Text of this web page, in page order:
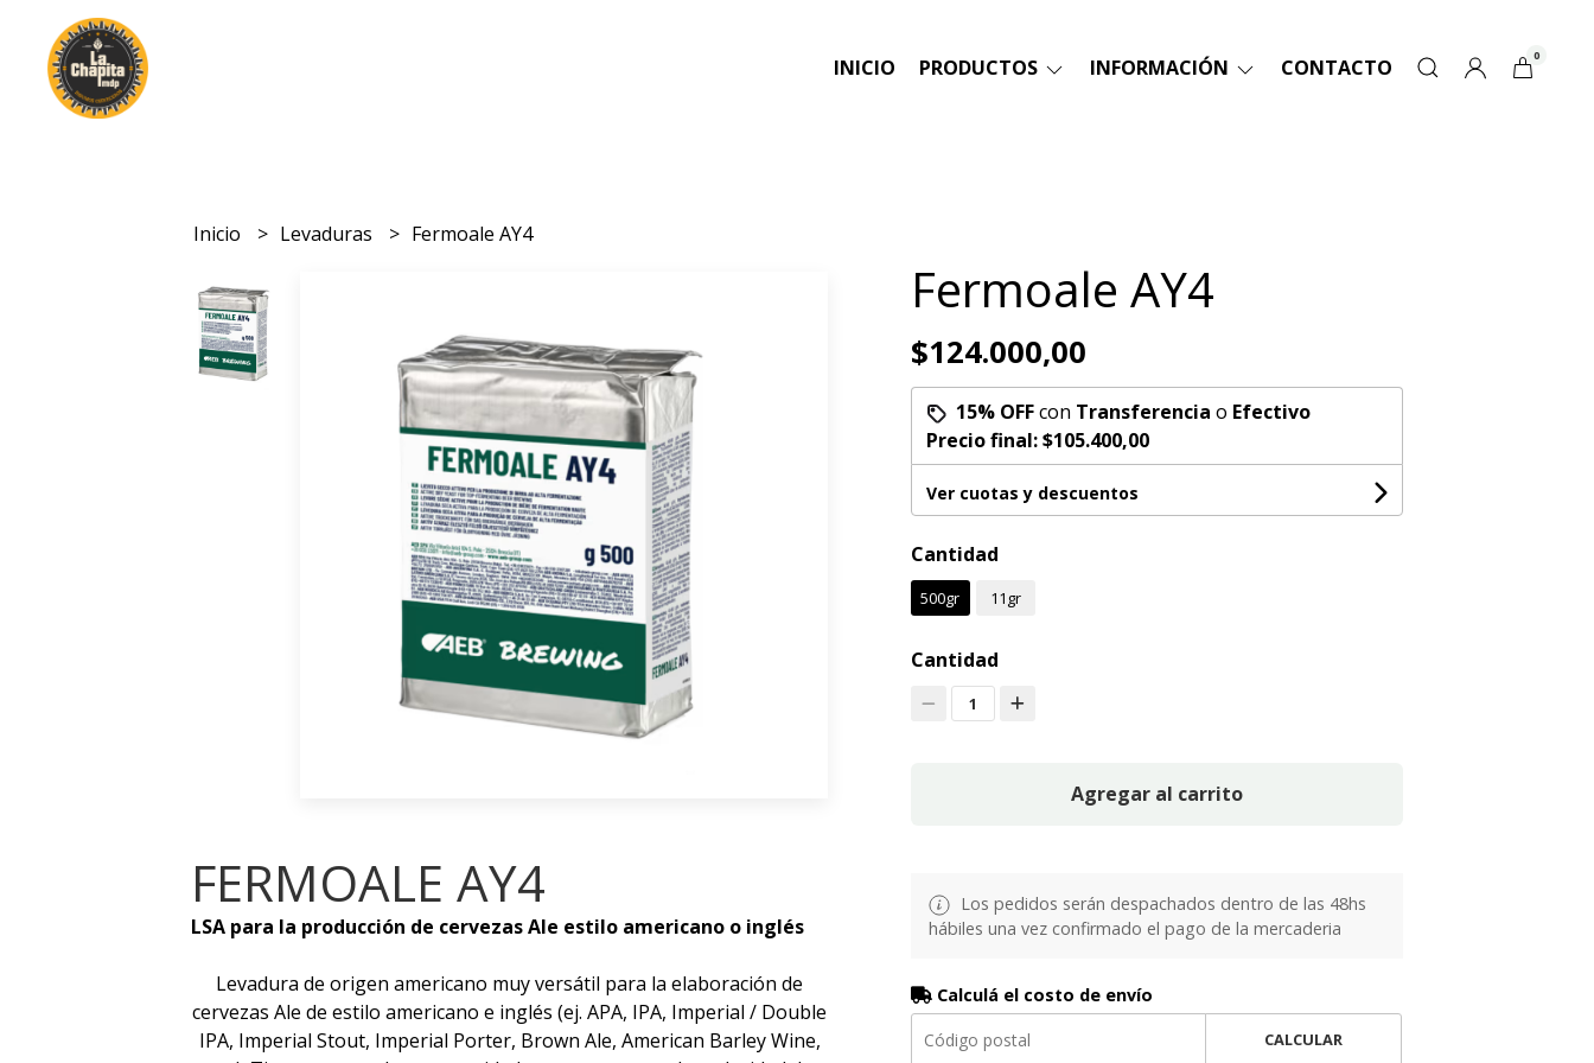
INICIO PRODUCTOS INFORMACIÓN CONTACTO 0
Inicio Levaduras Fermoale AY4
FERMOALE AY4
LSA para la producción de cervezas Ale estilo americano o inglés
Levadura de origen americano muy versátil para la elaboración de
cervezas Ale de estilo americano e inglés (ej. APA, IPA, Imperial / Double
IPA, Imperial Stout, Imperial Porter, Brown Ale, American Barley Wine,
Fermoale AY4
$124.000,00
15% OFFcon Transferencia o Efectivo
Precio final:$105.400,00
Ver cuotas y descuentos
Cantidad
500gr 11gr
Cantidad
1
Agregar al carrito
Los pedidos serán despachados dentro de las 48hs
hábiles una vez confirmado el pago de la mercaderia
Calculá el costo de envío
CALCULAR